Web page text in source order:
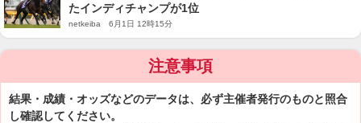
たインディチャンプが1位
netkeiba 6月1日 12時15分
注意事項
結果・成績・オッズなどのデータは、必ず主催者発行のものと照合
し確認してください。